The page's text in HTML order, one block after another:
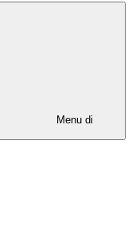
Menu di